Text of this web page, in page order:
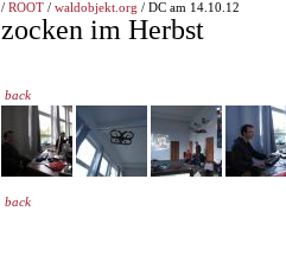
/ ROOT / waldobjekt.org / DC am 14.10.12
zocken im Herbst
back
back